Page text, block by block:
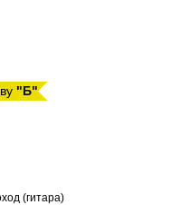
"Б"
(гитара)